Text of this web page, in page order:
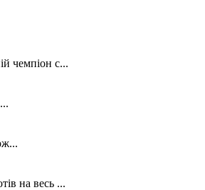
чемпіон с...
на весь ...